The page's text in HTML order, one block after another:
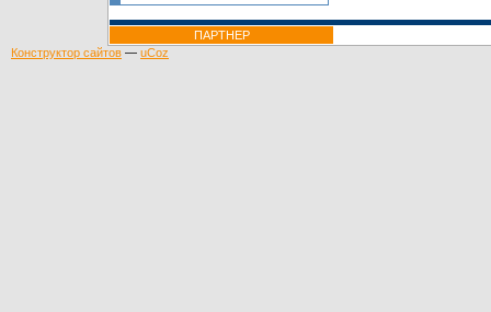
ПАРТНЕР
Конструктор сайтов — uCoz